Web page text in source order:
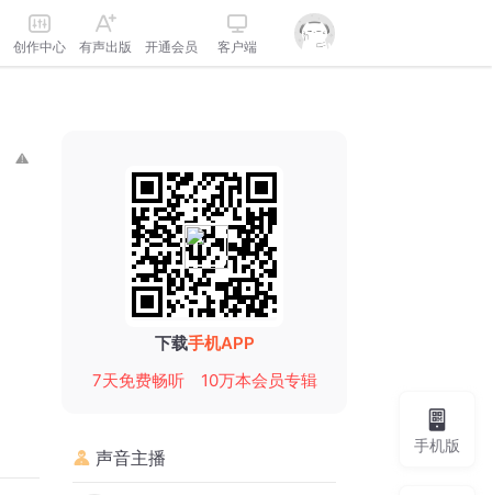
创作中心 有声出版 开通会员 客户端
下载手机APP
7天免费畅听
10万本会员专辑
声音主播
手机版